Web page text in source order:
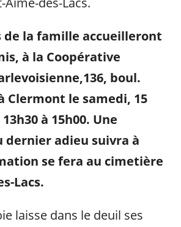
de la famille accueilleront
à la Coopérative
boul.
Clermont le samedi, 15
à 15h00. Une
dernier adieu suivra à
se fera au cimetière
Lacs.
laisse dans le deuil ses